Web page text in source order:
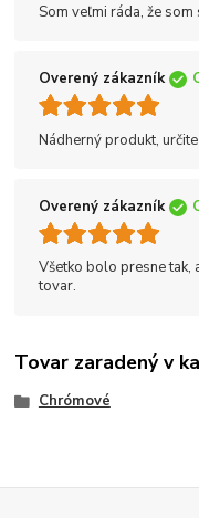
Som veľmi ráda, že
Overený zákazník
Nádherný produkt,
Overený zákazník
Všetko bolo presne tak,
tovar.
Tovar zaradený v
Chrómové